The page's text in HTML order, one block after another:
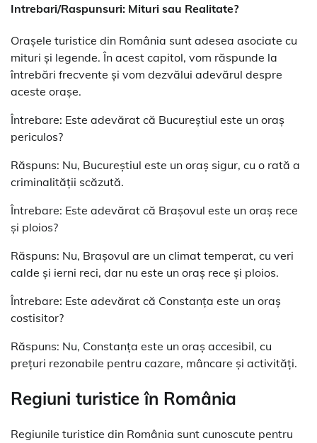
Intrebari/Raspunsuri: Mituri sau Realitate?
Orașele turistice din România sunt adesea asociate cu
mituri și legende. În acest capitol, vom răspunde la
întrebări frecvente și vom dezvălui adevărul despre
aceste orașe.
Întrebare: Este adevărat că Bucureștiul este un oraș
periculos?
Răspuns: Nu, Bucureștiul este un oraș sigur, cu o rată a
criminalității scăzută.
Întrebare: Este adevărat că Brașovul este un oraș rece
și ploios?
Răspuns: Nu, Brașovul are un climat temperat, cu veri
calde și ierni reci, dar nu este un oraș rece și ploios.
Întrebare: Este adevărat că Constanța este un oraș
costisitor?
Răspuns: Nu, Constanța este un oraș accesibil, cu
prețuri rezonabile pentru cazare, mâncare și activități.
Regiuni turistice în România
Regiunile turistice din România sunt cunoscute pentru